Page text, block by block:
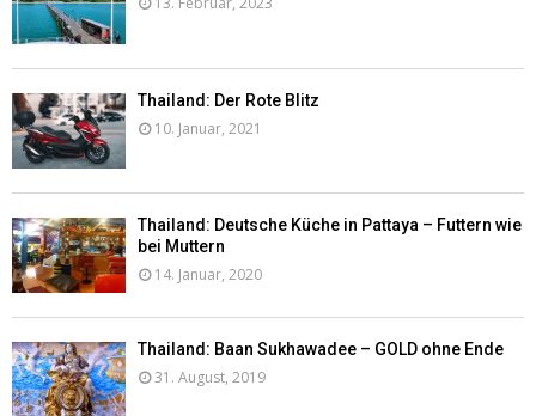
Thailand: Der Rote Blitz
10. Januar, 2021
Thailand: Deutsche Küche in Pattaya – Futtern wie
bei Muttern
14. Januar, 2020
Thailand: Baan Sukhawadee – GOLD ohne Ende
31. August, 2019